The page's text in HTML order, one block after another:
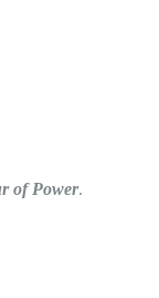
of Power.